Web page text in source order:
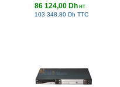
86 124,00 DhHT
103 348,80 Dh TTC